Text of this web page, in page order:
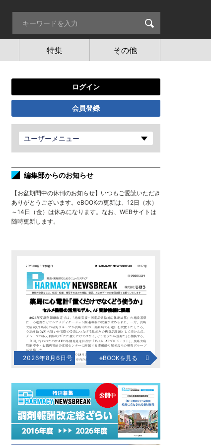
特集 その他
ログイン
会員登録
ユーザーメニュー
編集部からのお知らせ
【お盆期間中の休刊のお知らせ】いつもご愛読いただき
ありがとうございます。eBOOKの更新は、12日（水）
～14日（金）は休みになります。なお、WEBサイトは
随時更新します。
2026年8月6日号 eBOOKを見る